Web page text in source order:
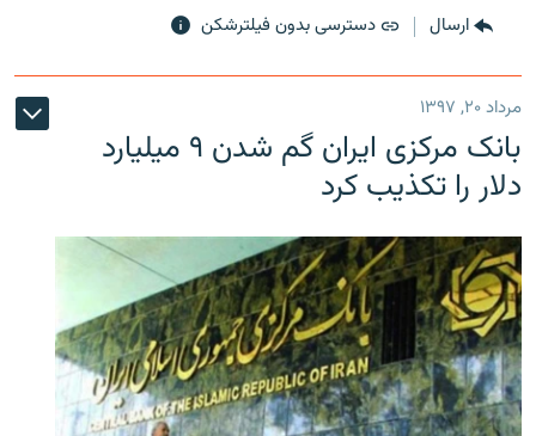
ارسال دسترسی بدون فیلترشکن
مرداد ۲۰, ۱۳۹۷
بانک مرکزی ایران گم شدن ۹ میلیارد
دلار را تکذیب کرد